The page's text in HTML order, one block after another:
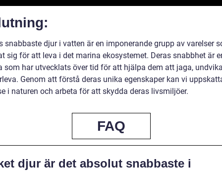
snabbaste djur i vatten är en imponerande grupp av varelser
sig för att leva i det marina ekosystemet. Deras snabbhet är
som har utvecklats över tid för att hjälpa dem att jaga,
Genom att förstå deras unika egenskaper kan vi
i naturen och arbeta för att skydda deras livsmiljöer.
FAQ
djur är det absolut snabbaste i